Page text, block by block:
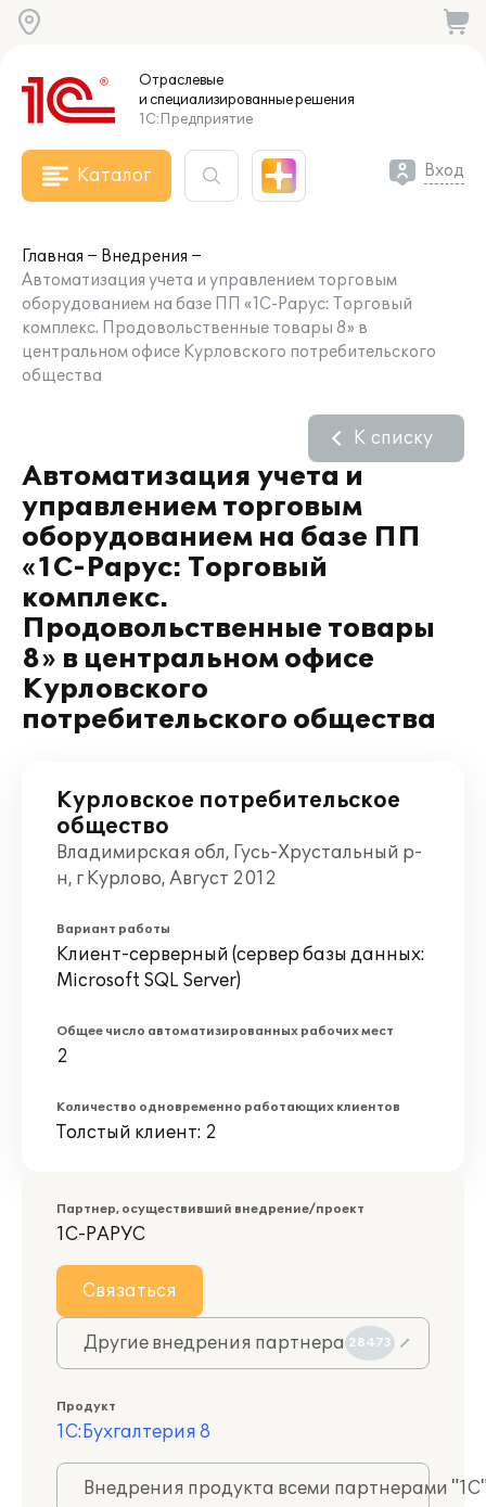
Отраслевые
и специализированныерешения
1С:Предприятие
Каталог Вход
Главная
Внедрения
Автоматизация учета и управлением торговым
оборудованием на базе ПП «1С-Рарус: Торговый
комплекс. Продовольственные товары 8» в
центральном офисе Курловского потребительского
общества
Автоматизация учета и
управлением торговым
оборудованием на базе ПП
«1С-Рарус: Торговый
комплекс.
Продовольственные товары
8» в центральном офисе
Курловского
потребительского общества
К списку
Курловское потребительское
общество
Владимирская обл, Гусь-Хрустальный р-
н, г Курлово, Август 2012
Вариант работы
Клиент-серверный (сервер базы данных:
Microsoft SQL Server)
Общее число автоматизированных рабочих мест
2
Количество одновременно работающих клиентов
Толстый клиент: 2
Партнер, осуществивший внедрение/проект
1С-РАРУС
Связаться
Другие внедрения партнера 28473
Продукт
1С:Бухгалтерия 8
Внедрения продукта всеми партнерами